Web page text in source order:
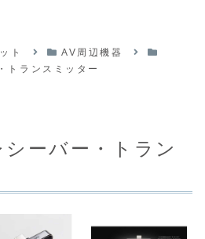
ト
AV周辺機器
ランスミッター
ーバー・トラン